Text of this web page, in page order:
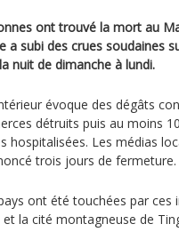
ont trouvé la mort au
a subi des crues soudaines
nuit de dimanche à lundi.
évoque des dégâts
détruits puis au moins
hospitalisées. Les médias
trois jours de fermeture.
ont été touchées par
la cité montagneuse de